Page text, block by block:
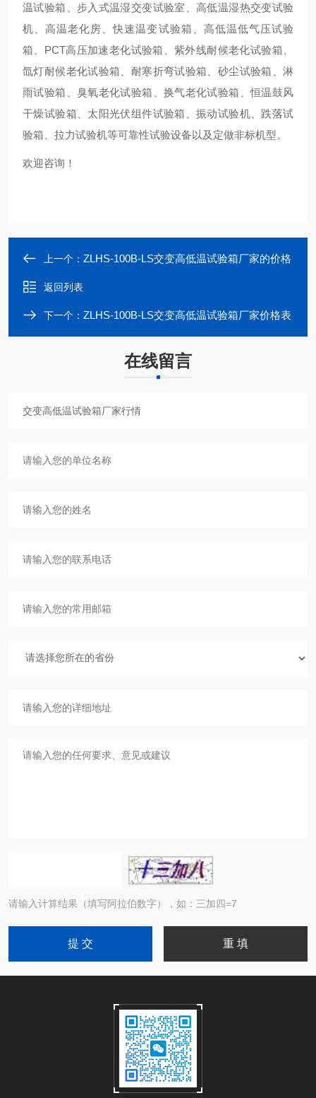
温试验箱、步入式温湿交变试验室、高低温湿热交变试验
机、高温老化房、快速温变试验箱、高低温低气压试验
箱、PCT高压加速老化试验箱、紫外线耐候老化试验箱、
氙灯耐候老化试验箱、耐寒折弯试验箱、砂尘试验箱、淋
雨试验箱、臭氧老化试验箱、换气老化试验箱、恒温鼓风
干燥试验箱、太阳光伏组件试验箱、振动试验机、跌落试
验箱、拉力试验机等可靠性试验设备以及定做非标机型。
欢迎咨询！
上一个： ZLHS-100B-LS交变高低温试验箱厂家的价格
返回列表
下一个： ZLHS-100B-LS交变高低温试验箱厂家价格表
在线留言
请输入计算结果（填写阿拉伯数字），如：三加四=7